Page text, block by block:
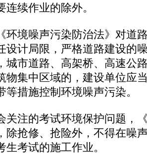
续作业的除外。
境噪声污染防治法》对道
设计局限，严格道路建设的
城市道路、高架桥、高速公
物集中区域的，建设单位应
等措施控制环境噪声污染。
注的考试环境保护问题，
除抢修、抢险外，不得在噪
考试的施工作业。